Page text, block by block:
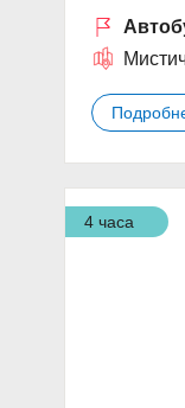
4 часа